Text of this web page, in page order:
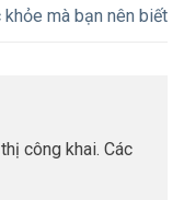
mà bạn nên biết
công khai. Các